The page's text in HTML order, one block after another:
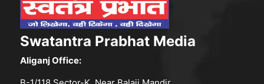
Swatantra Prabhat Media
Aliganj Office: